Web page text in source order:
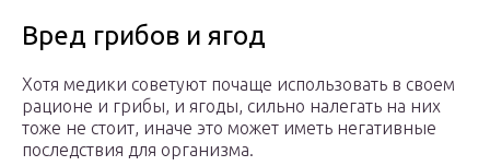
Вред грибов и ягод
Хотя медики советуют почаще использовать в своем
рационе и грибы, и ягоды, сильно налегать на них
тоже не стоит, иначе это может иметь негативные
последствия для организма.